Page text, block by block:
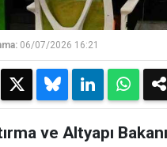
06/07/2026 16:21
ve Altyapı